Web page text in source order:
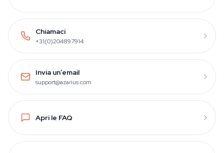
Chiamaci
+31(0)204897914
Invia un’email
support@azarius.com
Apri le FAQ